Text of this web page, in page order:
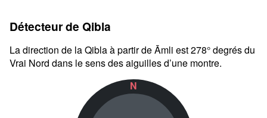
Détecteur de Qibla
La direction de la Qibla à partir de Āmli est 278° degrés du
Vrai Nord dans le sens des aiguilles d’une montre.
N